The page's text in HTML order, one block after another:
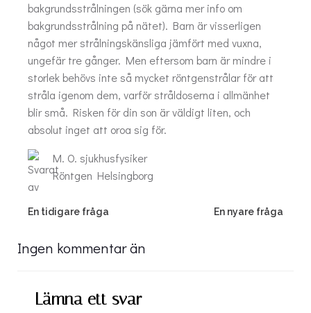
bakgrundsstrålningen (sök gärna mer info om
bakgrundsstrålning på nätet). Barn är visserligen
något mer strålningskänsliga jämfört med vuxna,
ungefär tre gånger. Men eftersom barn är mindre i
storlek behövs inte så mycket röntgenstrålar för att
stråla igenom dem, varför stråldoserna i allmänhet
blir små. Risken för din son är väldigt liten, och
absolut inget att oroa sig för.
M. O. sjukhusfysiker
Röntgen Helsingborg
Post
navigation
En tidigare fråga
PostEn nyare fråga
Ingen kommentar än
Lämna ett svar